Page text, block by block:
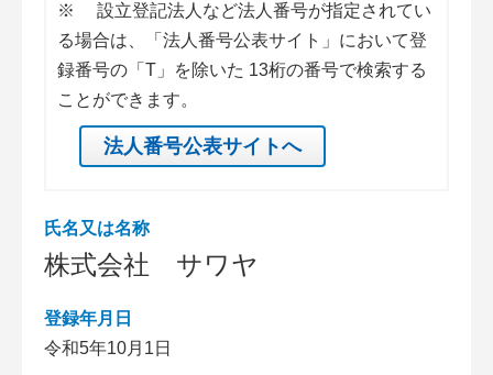
※
設立登記法人など法人番号が指定されてい
る場合は、「法人番号公表サイト」において登
録番号の「T」を除いた 13桁の番号で検索する
ことができます。
法人番号公表サイトへ
氏名又は名称
株式会社 サワヤ
登録年月日
令和5年10月1日